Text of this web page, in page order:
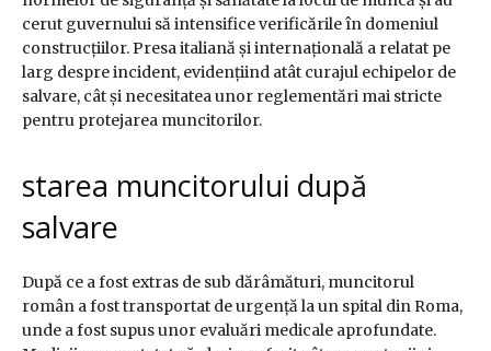
cerut guvernului să intensifice verificările în domeniul
construcțiilor. Presa italiană și internațională a relatat pe
larg despre incident, evidențiind atât curajul echipelor de
salvare, cât și necesitatea unor reglementări mai stricte
pentru protejarea muncitorilor.
starea muncitorului după
salvare
După ce a fost extras de sub dărâmături, muncitorul
român a fost transportat de urgență la un spital din Roma,
unde a fost supus unor evaluări medicale aprofundate.